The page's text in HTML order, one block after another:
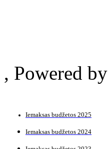
, Powered by
Iemaksas budžetos 2025
Iemaksas budžetos 2024